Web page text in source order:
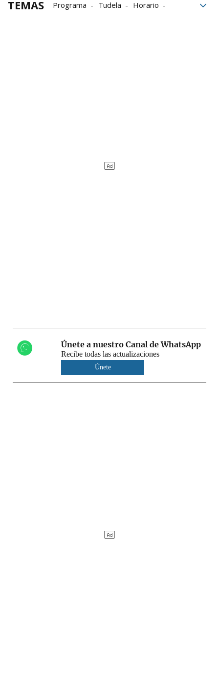
TEMAS Programa Tudela
Horario
Únete a nuestro Canal de WhatsApp
Recibe todas las actualizaciones
Únete